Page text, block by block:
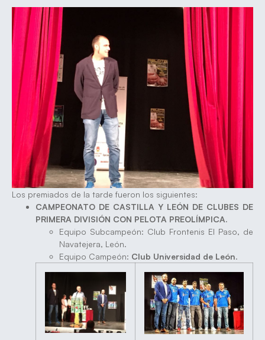
Los premiados de la tarde fueron los siguientes:
CAMPEONATO DE CASTILLA Y LEÓN DE CLUBES DE
PRIMERA DIVISIÓN CON PELOTA PREOLÍMPICA.
Equipo Subcampeón: Club Frontenis El Paso, de
Navatejera, León.
Equipo Campeón: Club Universidad de León.